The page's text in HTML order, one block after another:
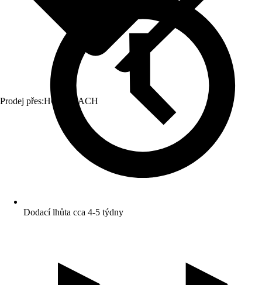
Prodej přes:HORNBACH
Dodací lhůta cca 4-5 týdny